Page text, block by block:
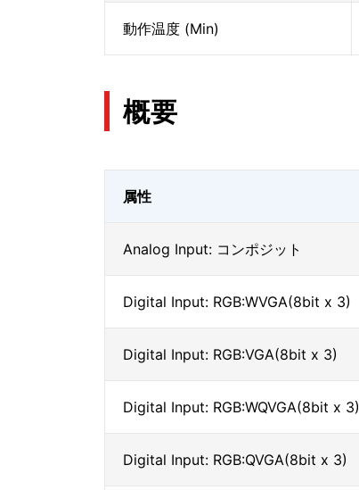
動作温度 (Min)
概要
属性
Analog Input: コンポジット
Digital Input: RGB:WVGA(8bit x 3)
Digital Input: RGB:VGA(8bit x 3)
Digital Input: RGB:WQVGA(8bit x 3)
Digital Input: RGB:QVGA(8bit x 3)